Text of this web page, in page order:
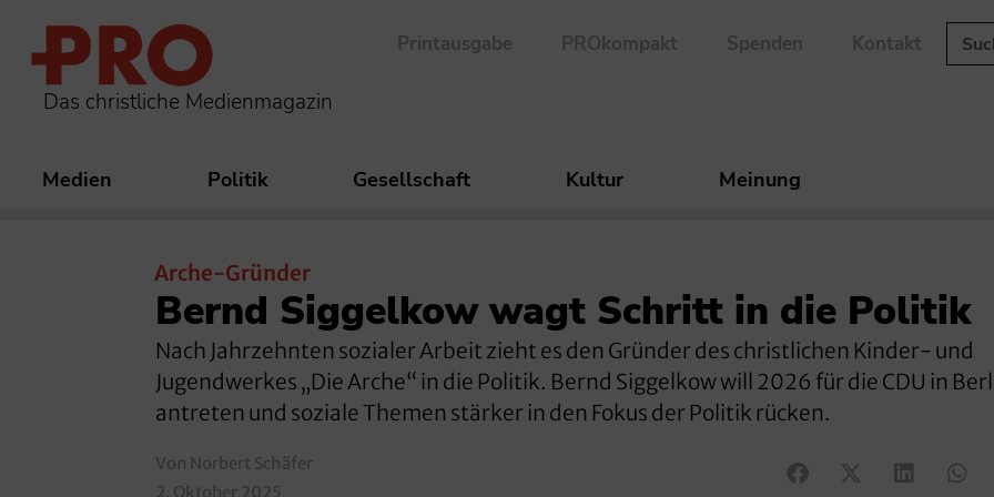
Das christliche Medienmagazin
Printausgabe PROkompakt Spenden Kontakt
Medien Politik Gesellschaft Kultur Meinung
Arche-Gründer
Bernd Siggelkow wagt Schritt in die Politik
Nach Jahrzehnten sozialer Arbeit zieht es den Gründer des christlichen Kinder- und
Jugendwerkes „Die Arche“ in die Politik. Bernd Siggelkow will 2026 für die CDU in
antreten und soziale Themen stärker in den Fokus der Politik rücken.
Von Norbert Schäfer
2. Oktober 2025